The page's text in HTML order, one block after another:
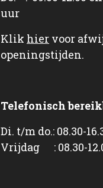
uur
Klik hier voor
openingstijden.
Telefonisch
Di. t/m do.: 08.30-
Vrijdag : 08.30-